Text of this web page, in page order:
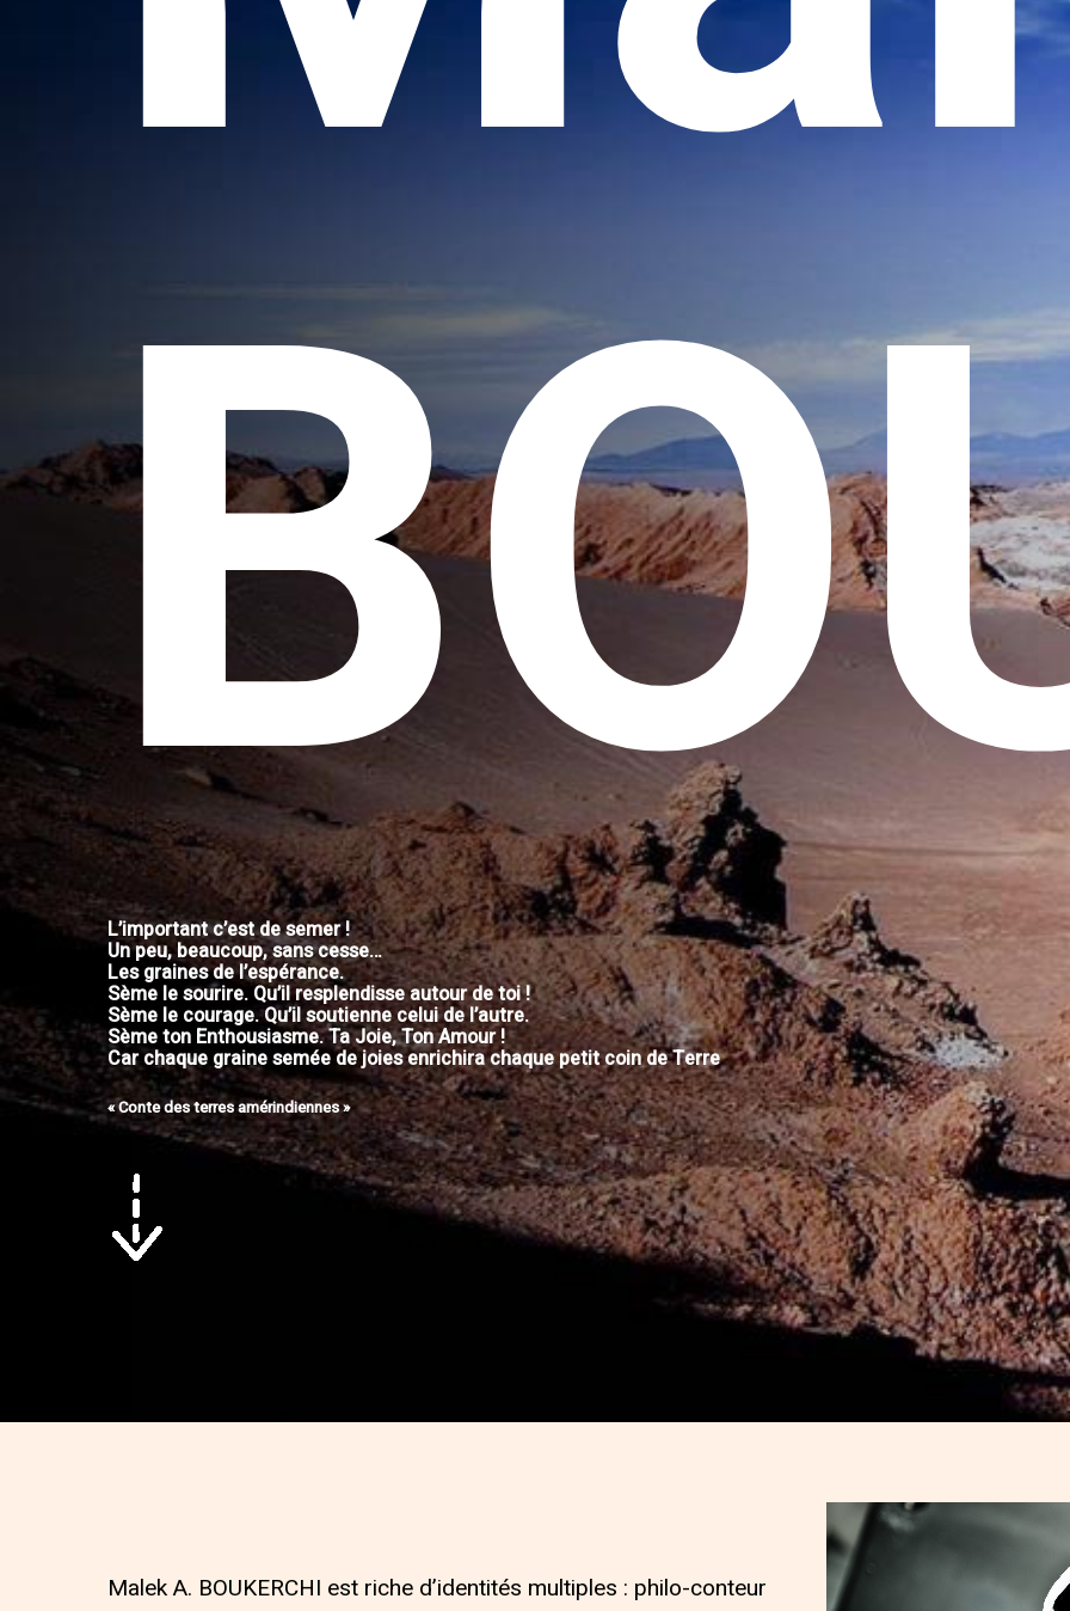
L’important c’est de semer !
Un peu, beaucoup, sans cesse…
Les graines de l’espérance.
Sème le sourire. Qu’il resplendisse autour de toi !
Sème le courage. Qu’il soutienne celui de l’autre.
Sème ton Enthousiasme. Ta Joie, Ton Amour !
Car chaque graine semée de joies enrichira chaque petit coin de Terre
« Conte des terres amérindiennes »
Malek A. BOUKERCHI est riche d’identités multiples : philo-conteur